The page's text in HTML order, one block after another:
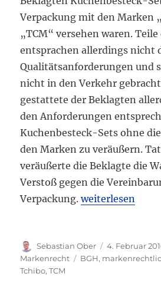
Verpackung mit den Marken
„TCM“ versehen waren.
entsprachen allerdings nicht
Qualitätsanforderungen und
nicht in den Verkehr
gestattete der Beklagten
den Anforderungen
Kuchenbesteck-Sets ohne
den Marken zu veräußern.
veräußerte die Beklagte die
Verstoß gegen die
Verpackung.„TCHIBO:
weiterlesen
Autor
Sebastian Ober
Veröffentlicht
am
4. Februar
Markenrecht
Schlagwörter
BGH,
Tchibo,TCM